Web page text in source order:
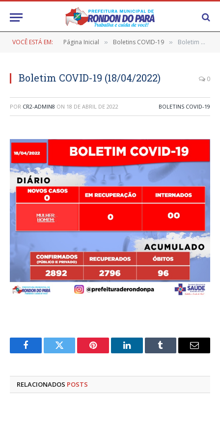
VOCÊ ESTÁ EM: Página Inicial » Boletins COVID-19 » Boletim COVID-19 (18/04/2022)
Boletim COVID-19 (18/04/2022) 0
POR CR2-ADMIN8 ON 18 DE ABRIL DE 2022 BOLETINS COVID-19
FacebookTwitter Pinterest LinkedInTumblr
E-
RELACIONADOS POSTS